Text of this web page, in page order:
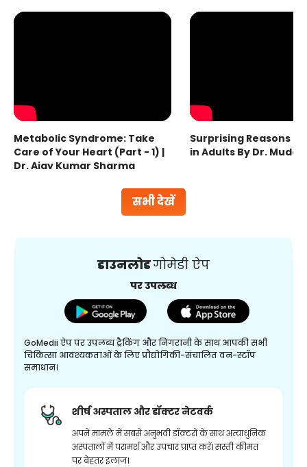
सभी देखें
Metabolic Syndrome: Take
Care of Your Heart (Part - 1) |
Dr. Ajay Kumar Sharma
Surprising Reasons
in Adults By Dr.
डाउनलोडगोमेडी ऐप
पर उपलब्ध
GoMedii ऐप पर उपलब्ध ट्रैकिंग और निगरानी के साथ आपकी सभी
चिकित्सा आवश्यकताओं के लिए प्रौद्योगिकी-संचालित वन-स्टॉप
समाधान।
शीर्ष अस्पताल और डॉक्टर नेटवर्क
अपने मामले में सबसे अनुभवी डॉक्टरों के साथ अत्याधुनिक
अस्पतालों में परामर्श और उपचार प्राप्त करें। सस्ती कीमत
पर बेहतर इलाज।